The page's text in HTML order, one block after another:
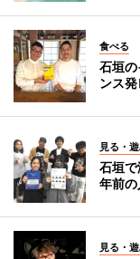
食べる
石垣
ンス
見る・
石垣
年前
見る・